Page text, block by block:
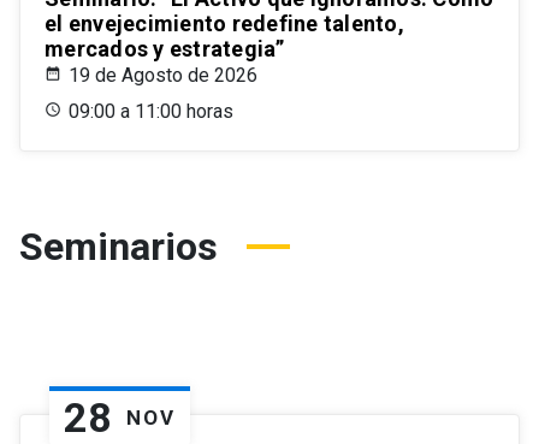
el envejecimiento redefine talento,
mercados y estrategia”
19 de Agosto de 2026
09:00 a 11:00 horas
Seminarios
28 NOV